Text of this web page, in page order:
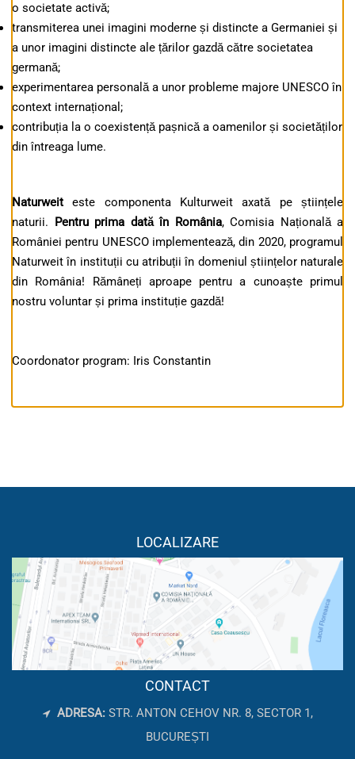
o societate activă;
transmiterea unei imagini moderne și distincte a Germaniei și
a unor imagini distincte ale țărilor gazdă către societatea
germană;
experimentarea personală a unor probleme majore UNESCO în
context internațional;
contribuția la o coexistență pașnică a oamenilor și societăților
din întreaga lume.
Naturweit este componenta Kulturweit axată pe științele
naturii. Pentru prima dată în România, Comisia Națională a
României pentru UNESCO implementează, din 2020, programul
Naturweit în instituții cu atribuții în domeniul științelor naturale
din România! Rămâneți aproape pentru a cunoaște primul
nostru voluntar și prima instituție gazdă!
Coordonator program: Iris Constantin
LOCALIZARE
CONTACT
ADRESA: STR. ANTON CEHOV NR. 8, SECTOR 1,
BUCUREȘTI